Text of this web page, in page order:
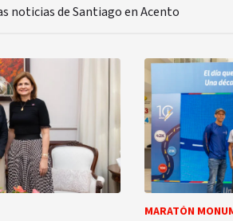
noticias de Santiago en Acento
MARATÓN